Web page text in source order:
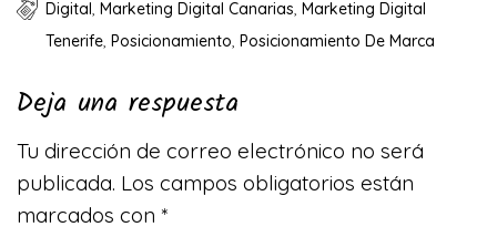
Digital, Marketing Digital Canarias, Marketing Digital
Tenerife, Posicionamiento, Posicionamiento De Marca
Deja una respuesta
Tu dirección de correo electrónico no será
publicada. Los campos obligatorios están
marcados con *